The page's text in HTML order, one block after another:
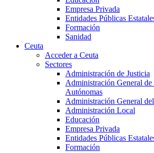
Empresa Privada
Entidades Públicas
Formación
Sanidad
Ceuta
Acceder a Ceuta
Sectores
Administración de Justicia
Administración General de
Autónomas
Administración General
Administración Local
Educación
Empresa Privada
Entidades Públicas
Formación